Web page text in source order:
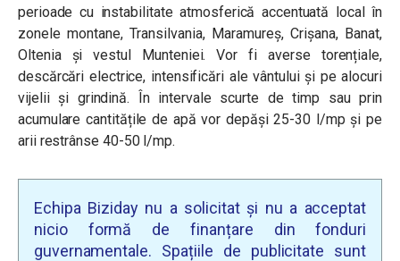
perioade cu instabilitate atmosferică accentuată local în
zonele montane, Transilvania, Maramureș, Crișana, Banat,
Oltenia și vestul Munteniei. Vor fi averse torențiale,
descărcări electrice, intensificări ale vântului și pe alocuri
vijelii și grindină. În intervale scurte de timp sau prin
acumulare cantitățile de apă vor depăși 25-30 l/mp și pe
arii restrânse 40-50 l/mp.
Echipa Biziday nu a solicitat și nu a acceptat
nicio formă de finanțare din fonduri
guvernamentale. Spațiile de publicitate sunt